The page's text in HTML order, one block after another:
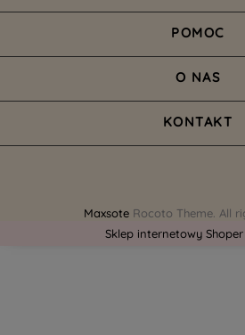
POMOC
O NAS
KONTAKT
MaxsoteRocoto Theme. All
Sklep internetowy